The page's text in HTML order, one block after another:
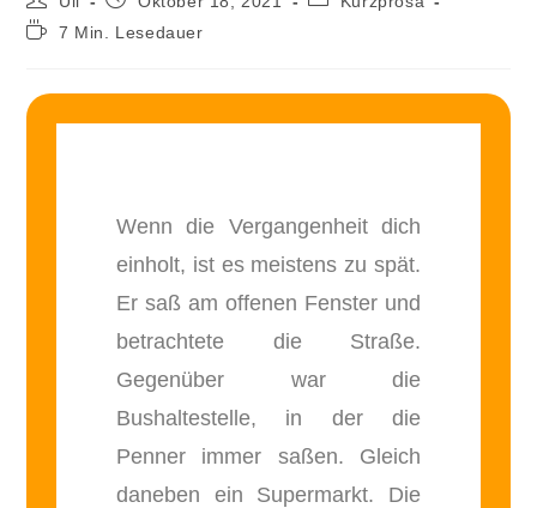
7 Min. Lesedauer
Wenn die Vergangenheit dich
einholt, ist es meistens zu spät.
Er saß am offenen Fenster und
betrachtete die Straße.
Gegenüber war die
Bushaltestelle, in der die
Penner immer saßen. Gleich
daneben ein Supermarkt. Die